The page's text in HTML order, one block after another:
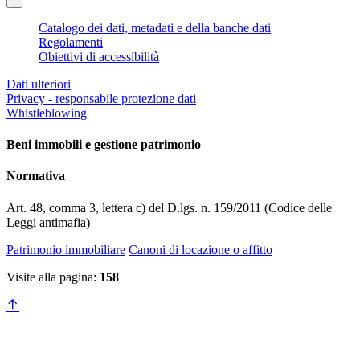
Catalogo dei dati, metadati e della banche dati
Regolamenti
Obiettivi di accessibilità
Dati ulteriori
Privacy - responsabile protezione dati
Whistleblowing
Beni immobili e gestione patrimonio
Normativa
Art. 48, comma 3, lettera c) del D.lgs. n. 159/2011 (Codice delle
Leggi antimafia)
Patrimonio immobiliare Canoni di locazione o affitto
Visite alla pagina: 158